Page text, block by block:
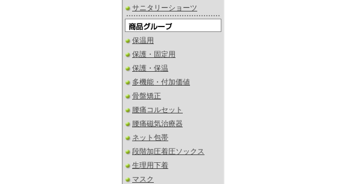
サニタリーショーツ
保温用
保護・固定用
保護・保温
多機能・付加価値
骨盤矯正
腰痛コルセット
腰痛磁気治療器
ネット包帯
段階加圧着圧ソックス
生理用下着
マスク